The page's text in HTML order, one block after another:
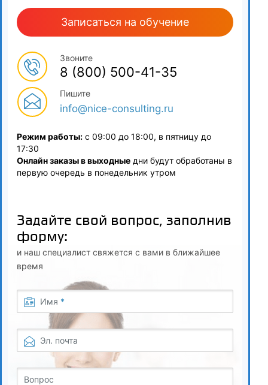
7.2
связанных с началом спортивной карьеры
Помощь спортсменам в преодолении соревновательного
стресса
Методы и средства формирования оптимального
мотивационного климата в детской команде
Рекомендации тренеру по повышению мотивации к
занятиям у юных спортсменов
Формирование личностной готовности к спортивной
деятельности у юных спортсменов
7.7
Создание условий для развития значимых личностных
характеристик юных спортсменов
Записаться на обучение
Звоните
8 (800) 500-41-35
Пишите
info@nice-consulting.ru
Режим работы: с 09:00 до 18:00, в пятницу до
17:30
Онлайн заказы в выходные дни будут обработаны в
первую очередь в понедельник утром
Задайте свой вопрос, заполнив
форму:
и наш специалист свяжется с вами в ближайшее
время
Имя *
Эл. почта
Вопрос